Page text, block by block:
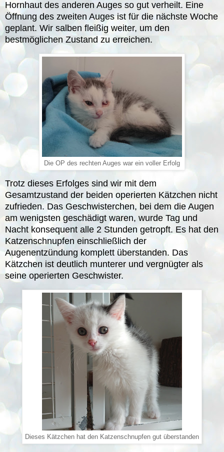
Hornhaut des anderen Auges so gut verheilt. Eine
Öffnung des zweiten Auges ist für die nächste Woche
geplant. Wir salben fleißig weiter, um den
bestmöglichen Zustand zu erreichen.
Die OP des rechten Auges war ein voller Erfolg
Trotz dieses Erfolges sind wir mit dem
Gesamtzustand der beiden operierten Kätzchen nicht
zufrieden. Das Geschwisterchen, bei dem die Augen
am wenigsten geschädigt waren, wurde Tag und
Nacht konsequent alle 2 Stunden getropft. Es hat den
Katzenschnupfen einschließlich der
Augenentzündung komplett überstanden. Das
Kätzchen ist deutlich munterer und vergnügter als
seine operierten Geschwister.
Dieses Kätzchen hat den Katzenschnupfen gut überstanden